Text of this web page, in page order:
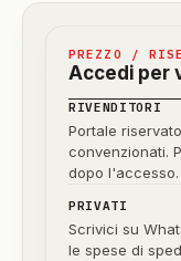
PREZZO /
Accedi per
RIVENDITORI
Portale
convenzionati.
dopo l'accesso.
PRIVATI
Scrivici su
le spese di